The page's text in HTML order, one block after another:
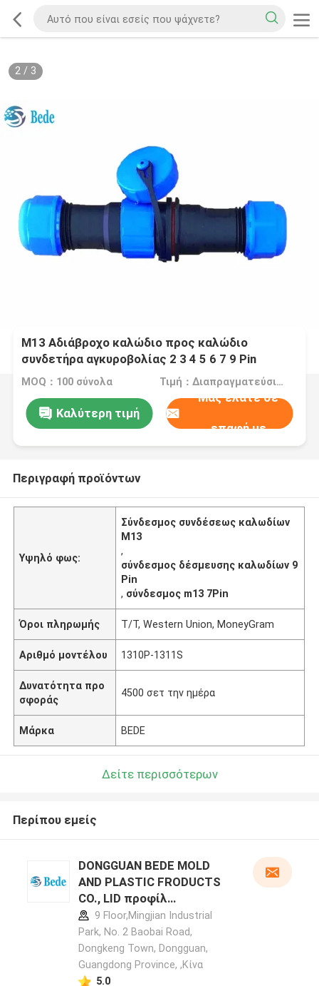
2/ 3
M13 Αδιάβροχο καλώδιο προς καλώδιο
συνδετήρα αγκυροβολίας 2 3 4 5 6 7 9 Pin
MOQ：100 σύνολα Τιμή：Διαπραγματεύσιμα
Καλύτερη τιμή
Μας ελάτε σε
επαφή με
Περιγραφή προϊόντων
Υψηλό φως:
Σύνδεσμος συνδέσεως καλωδίων
M13
,
σύνδεσμος δέσμευσης καλωδίων 9
Pin
, σύνδεσμος m13 7Pin
Όροι πληρωμής T/T, Western Union, MoneyGram
Αριθμό μοντέλου 1310P-1311S
Δυνατότητα προ
σφοράς
4500 σετ την ημέρα
Μάρκα BEDE
Δείτε περισσότερων
Περίπου εμείς
DONGGUAN BEDE MOLD
AND PLASTIC FRODUCTS
CO., LID προφίλ
κατασκευαστή
9 Floor,Mingjian Industrial
Park, No. 2 Baobai Road,
Dongkeng Town, Dongguan,
Guangdong Province, ,Κίνα
5.0